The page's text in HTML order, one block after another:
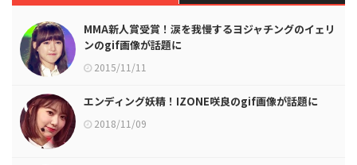
MMA新人賞受賞！涙を我慢するヨジャチングのイェリ
ンのgif画像が話題に
2015/11/11
エンディング妖精！IZONE咲良のgif画像が話題に
2018/11/09